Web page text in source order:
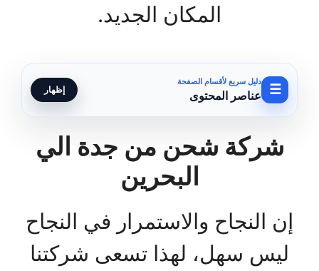
المكان الجديد.
☰
دليل سريع لأقسام الصفحة
عناصر المحتوى
إظهار
شركة شحن من جدة الي
البحرين
إن النجاح والاستمرار في النجاح
ليس سهل، لهذا تسعى شركتنا